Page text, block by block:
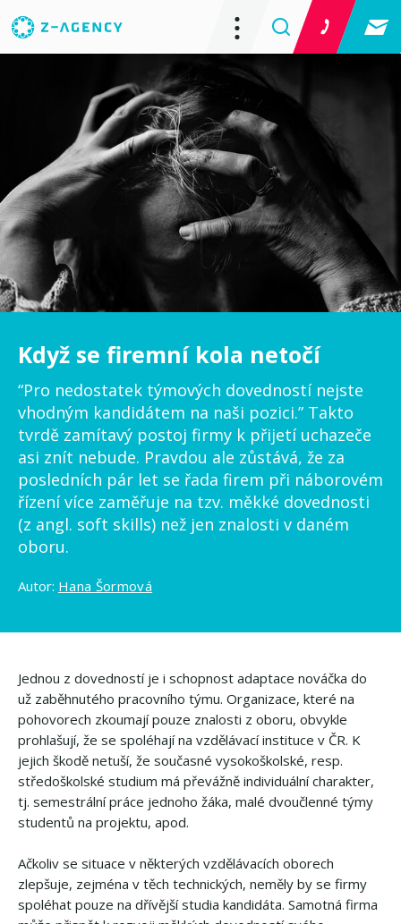
Když se firemní kola netočí
“Pro nedostatek týmových dovedností nejste
vhodným kandidátem na naši pozici.” Takto
tvrdě zamítavý postoj firmy k přijetí uchazeče
asi znít nebude. Pravdou ale zůstává, že za
posledních pár let se řada firem při náborovém
řízení více zaměřuje na tzv. měkké dovednosti
(z angl. soft skills) než jen znalosti v daném
oboru.
Autor: Hana Šormová
Jednou z dovedností je i schopnost adaptace nováčka do
už zaběhnutého pracovního týmu. Organizace, které na
pohovorech zkoumají pouze znalosti z oboru, obvykle
prohlašují, že se spoléhají na vzdělávací instituce v ČR. K
jejich škodě netuší, že současné vysokoškolské, resp.
středoškolské studium má převážně individuální charakter,
tj. semestrální práce jednoho žáka, malé dvoučlenné týmy
studentů na projektu, apod.
Ačkoliv se situace v některých vzdělávacích oborech
zlepšuje, zejména v těch technických, neměly by se firmy
spoléhat pouze na dřívější studia kandidáta. Samotná firma